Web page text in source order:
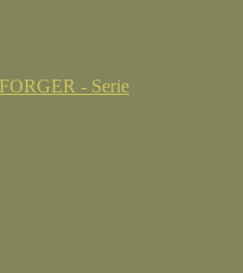
- Serie